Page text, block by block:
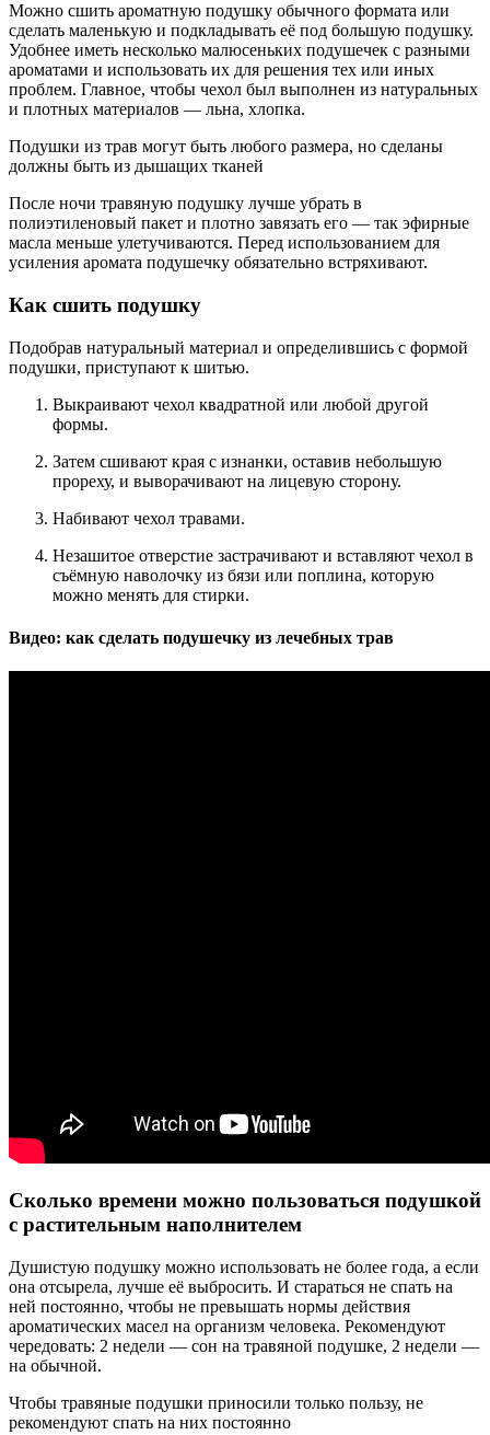
Можно сшить ароматную подушку обычного формата или
сделать маленькую и подкладывать её под большую подушку.
Удобнее иметь несколько малюсеньких подушечек с разными
ароматами и использовать их для решения тех или иных
проблем. Главное, чтобы чехол был выполнен из натуральных
и плотных материалов — льна, хлопка.
Подушки из трав могут быть любого размера, но сделаны
должны быть из дышащих тканей
После ночи травяную подушку лучше убрать в
полиэтиленовый пакет и плотно завязать его — так эфирные
масла меньше улетучиваются. Перед использованием для
усиления аромата подушечку обязательно встряхивают.
Как сшить подушку
Подобрав натуральный материал и определившись с формой
подушки, приступают к шитью.
Выкраивают чехол квадратной или любой другой
формы.
Затем сшивают края с изнанки, оставив небольшую
прореху, и выворачивают на лицевую сторону.
Набивают чехол травами.
Незашитое отверстие застрачивают и вставляют чехол в
съёмную наволочку из бязи или поплина, которую
можно менять для стирки.
Видео: как сделать подушечку из лечебных трав
Сколько времени можно пользоваться подушкой
с растительным наполнителем
Душистую подушку можно использовать не более года, а если
она отсырела, лучше её выбросить. И стараться не спать на
ней постоянно, чтобы не превышать нормы действия
ароматических масел на организм человека. Рекомендуют
чередовать: 2 недели — сон на травяной подушке, 2 недели —
на обычной.
Чтобы травяные подушки приносили только пользу, не
рекомендуют спать на них постоянно